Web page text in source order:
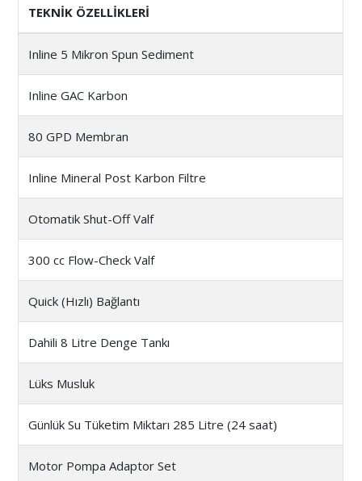
TEKNİK ÖZELLİKLERİ
Inline 5 Mikron Spun Sediment
Inline GAC Karbon
80 GPD Membran
Inline Mineral Post Karbon Filtre
Otomatik Shut-Off Valf
300 cc Flow-Check Valf
Quick (Hızlı) Bağlantı
Dahili 8 Litre Denge Tankı
Lüks Musluk
Günlük Su Tüketim Miktarı 285 Litre (24 saat)
Motor Pompa Adaptor Set